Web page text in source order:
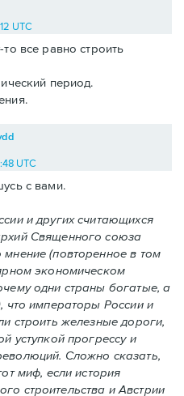
UTC
все равно строить
период.
UTC
с вами.
и других считающихся
Священного союза
мнение (повторенное в том
экономическом
одни страны богатые, а
что императоры России и
строить железные дороги,
уступкой прогрессу и
Сложно сказать,
миф, если история
строительства и Австрии